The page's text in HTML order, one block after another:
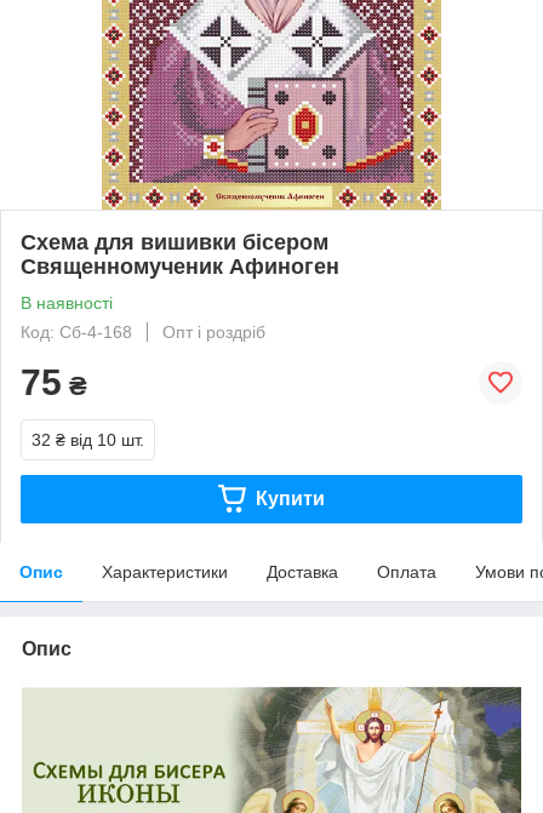
Схема для вишивки бісером
Священномученик Афиноген
В наявності
Код: Сб-4-168
Опт і роздріб
75 ₴
32 ₴ від 10 шт.
Купити
Опис Характеристики Доставка Оплата Умови
Опис